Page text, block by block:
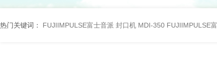
热门关键词： FUJIIMPULSE富士音派 封口机 MDI-350 FUJIIMPULSE